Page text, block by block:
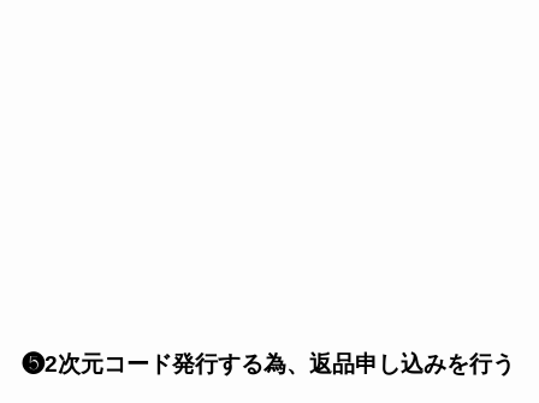
❺2次元コード発行する為、返品申し込みを行う